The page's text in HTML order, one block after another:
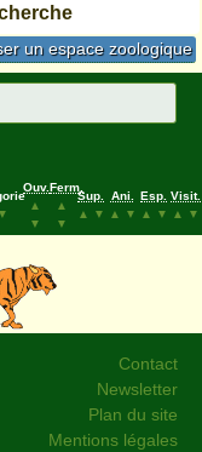
un espace zoologique
▼
Ouv.
▲
▼
Ferm.
▲
▼
Sup.
▲
▼
Ani.
▲
▼
Esp.
▲
▼
Visit.
▲
▼
Contact
Newsletter
Plan du site
Mentions légales